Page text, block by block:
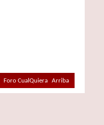
Foro CualQuiera Arriba